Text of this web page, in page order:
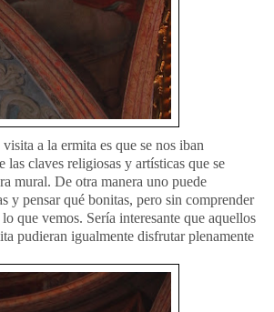
a la ermita es que se nos iban
las claves religiosas y artísticas que se
mural. De otra manera uno puede
y pensar qué bonitas, pero sin comprender
que vemos. Sería interesante que aquellos
pudieran igualmente disfrutar plenamente